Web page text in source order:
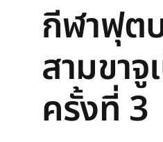
กีฬาฟุต
สามขา
ครั้งที่ 3